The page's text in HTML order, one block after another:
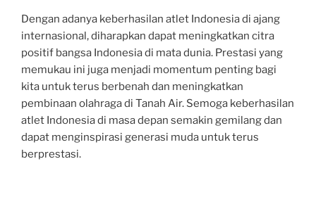
Dengan adanya keberhasilan atlet Indonesia di ajang
internasional, diharapkan dapat meningkatkan citra
positif bangsa Indonesia di mata dunia. Prestasi yang
memukau ini juga menjadi momentum penting bagi
kita untuk terus berbenah dan meningkatkan
pembinaan olahraga di Tanah Air. Semoga keberhasilan
atlet Indonesia di masa depan semakin gemilang dan
dapat menginspirasi generasi muda untuk terus
berprestasi.